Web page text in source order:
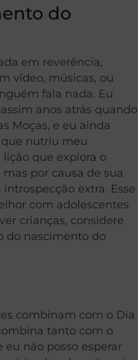
do
em reverência,
vídeo, músicas, ou
fala nada. Eu
anos atrás quando
Moças, e eu ainda
nutriu meu
que explora o
por causa de sua
extra. Esse
com adolescentes
crianças, considere
do nascimento do
combinam com o Dia
tanto com o
não posso esperar